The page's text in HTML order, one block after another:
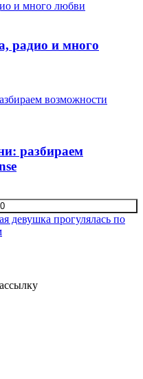
радио и много
разбираем
девушка прогулялась по